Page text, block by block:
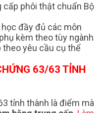
cấp phôi thật chuẩn Bộ
đầy đủ các môn
kèm theo tùy ngành
theo yêu cầu cụ thể
63/63 TỈNH
tỉnh thành là điểm mà